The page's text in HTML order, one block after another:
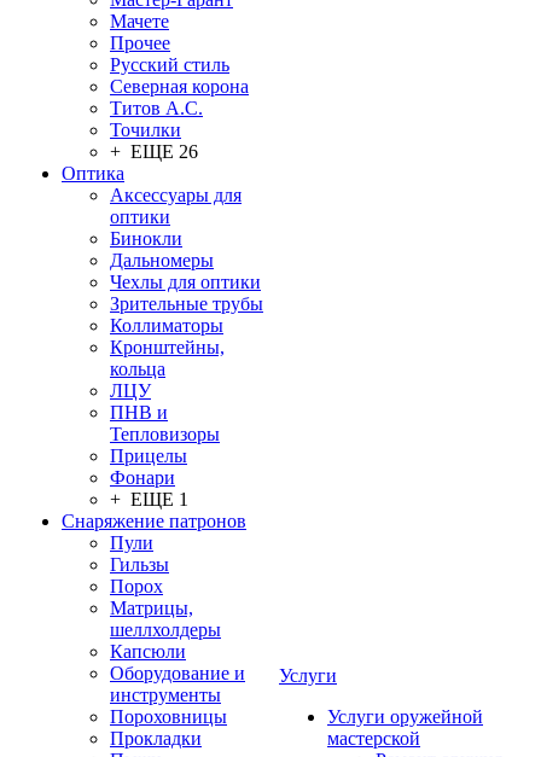
Мачете
Прочее
Русский стиль
Северная корона
Титов А.С.
Точилки
+ ЕЩЕ 26
Оптика
Аксессуары для
оптики
Бинокли
Дальномеры
Чехлы для оптики
Зрительные трубы
Коллиматоры
Кронштейны,
кольца
ЛЦУ
ПНВ и
Тепловизоры
Прицелы
Фонари
+ ЕЩЕ 1
Снаряжение патронов
Пули
Гильзы
Порох
Матрицы,
шеллхолдеры
Капсюли
Оборудование и
инструменты
Пороховницы
Прокладки
Услуги
Услуги оружейной
мастерской